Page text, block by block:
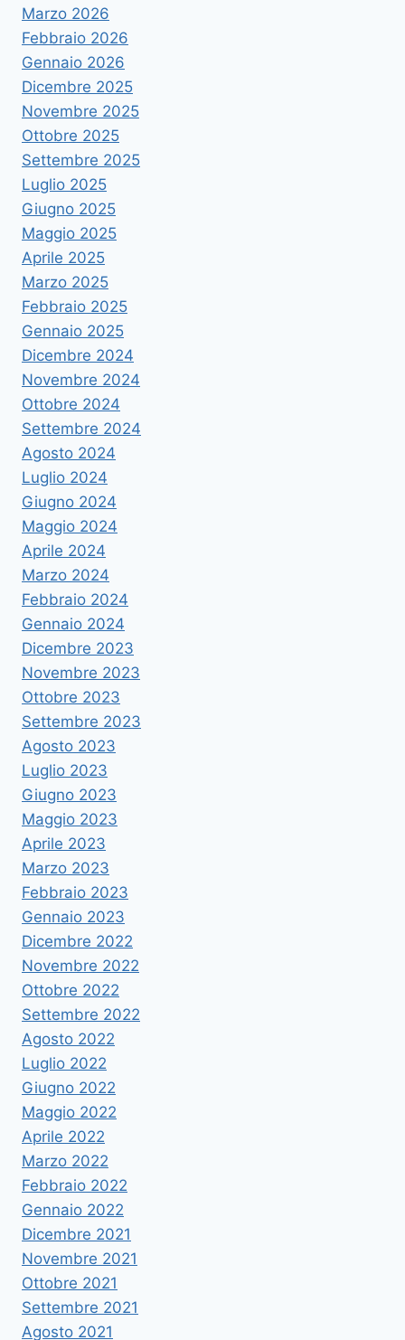
Marzo 2026
Febbraio 2026
Gennaio 2026
Dicembre 2025
Novembre 2025
Ottobre 2025
Settembre 2025
Luglio 2025
Giugno 2025
Maggio 2025
Aprile 2025
Marzo 2025
Febbraio 2025
Gennaio 2025
Dicembre 2024
Novembre 2024
Ottobre 2024
Settembre 2024
Agosto 2024
Luglio 2024
Giugno 2024
Maggio 2024
Aprile 2024
Marzo 2024
Febbraio 2024
Gennaio 2024
Dicembre 2023
Novembre 2023
Ottobre 2023
Settembre 2023
Agosto 2023
Luglio 2023
Giugno 2023
Maggio 2023
Aprile 2023
Marzo 2023
Febbraio 2023
Gennaio 2023
Dicembre 2022
Novembre 2022
Ottobre 2022
Settembre 2022
Agosto 2022
Luglio 2022
Giugno 2022
Maggio 2022
Aprile 2022
Marzo 2022
Febbraio 2022
Gennaio 2022
Dicembre 2021
Novembre 2021
Ottobre 2021
Settembre 2021
Agosto 2021